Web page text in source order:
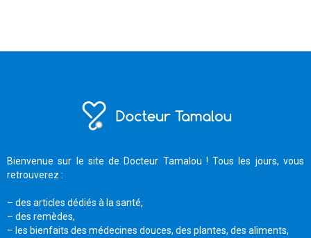
Bienvenue sur le site de Docteur Tamalou ! Tous les jours, vous
retrouverez :
– des articles dédiés à la santé,
– des remèdes,
– les bienfaits des médecines douces, des plantes, des aliments,